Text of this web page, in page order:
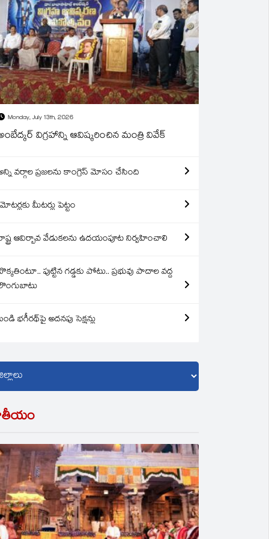
Monday, July 13th, 2026
విగ్రహాన్ని ఆవిష్కరించిన మంత్రి వివేక్
వర్గాల ప్రజలను కాంగ్రెస్ మోసం చేసింది
మీటర్లు పెట్టం
ఆవిర్బావ వేడుకలను ఉదయంపూట నిర్వహించాలి
పుట్టిన గడ్డకు పోటు.. ప్రభువు పాదాల వద్ద
భగీరథ్‌పై అదనపు సెక్షన్లు